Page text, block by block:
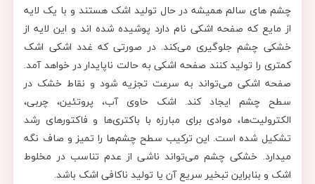
چشم های سالم همیشه در حال تولید اشک هستند و با یک لایه
از مایع که صفحه اشکی نام دارد پوشیده شده اند و این لایه از
خشکی چشم جلوگیری می‌کند. در صورتی که غدد اشکی اشک
کمتری را تولید کنند صفحه اشکی به حالت ناپایدار در خواهد آمد.
صفحه اشکی می‌تواند به سرعت تجزیه شود و نقاط خشک در
سطح چشم ایجاد کند. اشک حاوی آب، پروتئین، چربی،
الکترولیت‌ها، موادی برای مبارزه با باکتری‌ها و فاکتورهای رشد
تشکیل شده است. این ترکیب سطح چشم‌ها را تمیز و صاف نگه
میدارد. خشکی چشم می‌تواند ناشی از عدم تناسب در مخلوط
اشک و بنابراین تبخیر سریع آن یا تولید ناکافی اشک باشد.